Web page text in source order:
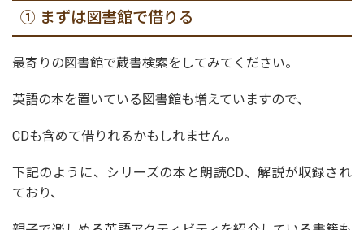
① まずは図書館で借りる
最寄りの図書館で蔵書検索をしてみてください。
英語の本を置いている図書館も増えていますので、
CDも含めて借りれるかもしれません。
下記のように、シリーズの本と朗読CD、解説が収録され
ており、